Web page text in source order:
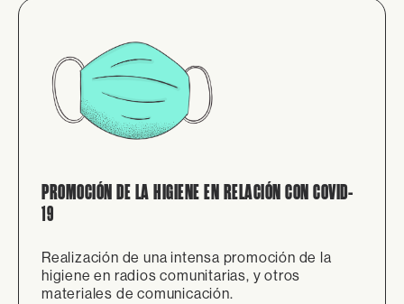
PROMOCIÓN DE LA HIGIENE EN RELACIÓN CON COVID-
19
Realización de una intensa promoción de la
higiene en radios comunitarias, y otros
materiales de comunicación.